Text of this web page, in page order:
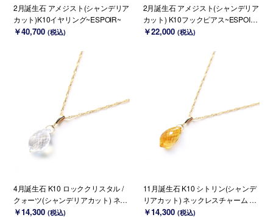
2月誕生石 アメジスト(シャンデリア
カット)K10イヤリング~ESPOIR~
￥40,700 (税込)
2月誕生石 アメジスト(シャンデリア
カット) K10フックピアス~ESPOIR
~￥22,000 (税込)
4月誕生石 K10 ロッククリスタル /
クォーツ(シャンデリアカット) ネッ
クレスチャーム ~BOURGEON~（チ
￥14,300 (税込)
11月誕生石 K10 シトリン(シャンデ
リアカット) ネックレスチャーム ~B
OURGEON~（チェーンのセット購
￥14,300 (税込)